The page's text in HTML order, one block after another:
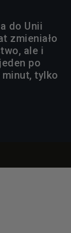
do Unii
zmieniało
ale i
po
minut, tylko